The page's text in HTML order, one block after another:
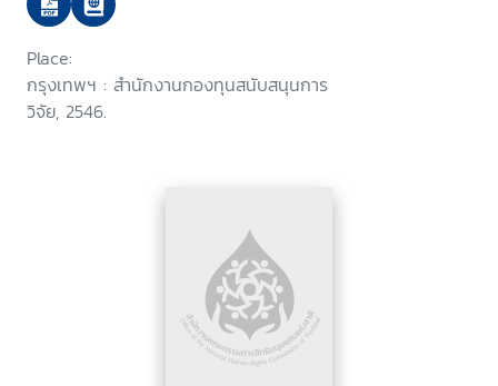
Place:
กรุงเทพฯ : สำนักงานกองทุนสนับสนุนการ
วิจัย, 2546.